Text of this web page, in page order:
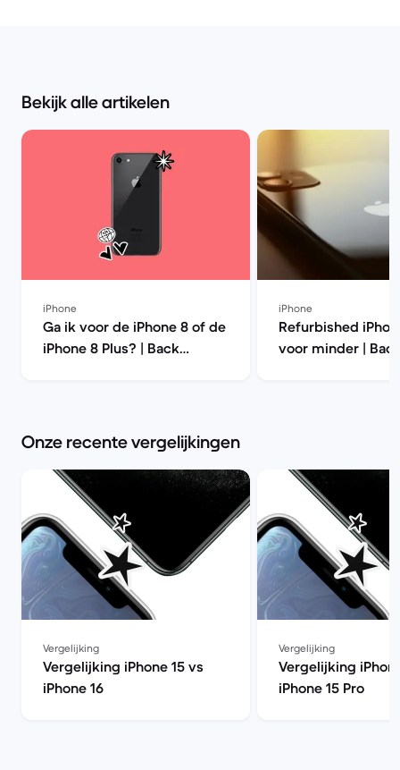
Bekijk alle artikelen
iPhone
Ga ik voor de iPhone 8 of de
iPhone 8 Plus? | Back
iPhone
Refurbished
voor minder |
Onze recente vergelijkingen
Vergelijking
Vergelijking iPhone 15 vs
iPhone 16
Vergelijking
Vergelijking
iPhone 15 Pro